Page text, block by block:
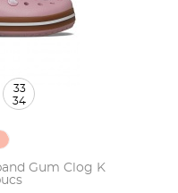
Gum Clog K
33
34